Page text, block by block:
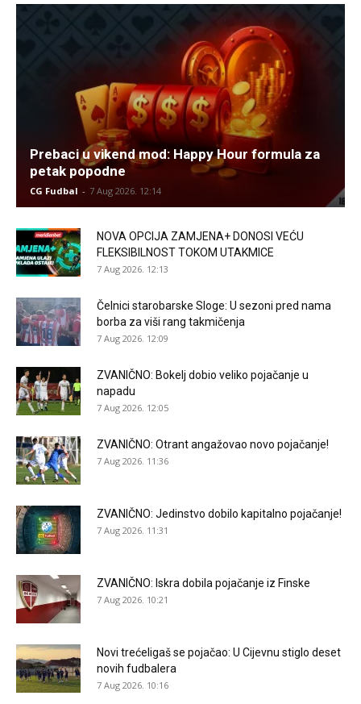
Prebaci u vikend mod: Happy Hour formula za
petak popodne
CG Fudbal - 7 Aug 2026. 12:14
NOVA OPCIJA ZAMJENA+ DONOSI VEĆU
FLEKSIBILNOST TOKOM UTAKMICE
7 Aug 2026. 12:13
Čelnici starobarske Sloge: U sezoni pred nama
borba za viši rang takmičenja
7 Aug 2026. 12:09
ZVANIČNO: Bokelj dobio veliko pojačanje u
napadu
7 Aug 2026. 12:05
ZVANIČNO: Otrant angažovao novo pojačanje!
7 Aug 2026. 11:36
ZVANIČNO: Jedinstvo dobilo kapitalno pojačanje!
7 Aug 2026. 11:31
ZVANIČNO: Iskra dobila pojačanje iz Finske
7 Aug 2026. 10:21
Novi trećeligaš se pojačao: U Cijevnu stiglo deset
novih fudbalera
7 Aug 2026. 10:16